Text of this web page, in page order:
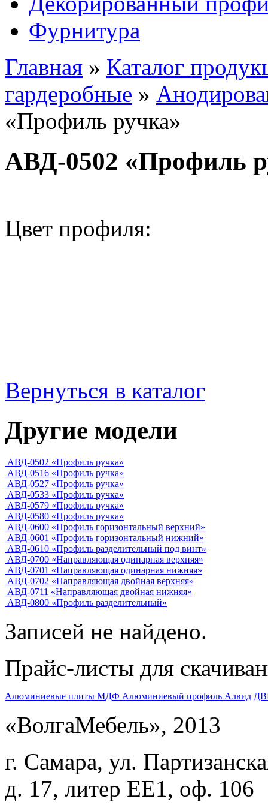
Фурнитура
Главная » Каталог
гардеробные »
«Профиль ручка»
АВД-0502 «Профиль
Цвет профиля:
Вернуться в каталог
Другие модели
АВД-0502 «Профиль ручка»
АВД-0516 «Профиль ручка»
АВД-0527 «Профиль ручка»
АВД-0533 «Профиль ручка»
АВД-0579 «Профиль ручка»
АВД-0580 «Профиль ручка»
АВД-0600 «Профиль горизонтальный верхний»
АВД-0601 «‎Профиль горизонтальный нижний»
АВД-0610 «Профиль разделительный под винт»
АВД-0700 «‎Направляющая одинарная верхняя»
АВД-0701 «Направляющая одинарная нижняя»
АВД-0702 «Направляющая двойная верхняя»
АВД-0711 «Направляющая двойная нижняя»
АВД-0800 «‎Профиль разделительный»
Записей не найдено.
Прайс-листы для
Алюминиевые плиты МДФ Алюминиевый профиль Алвид
«ВолгаМебель», 2013
г. Самара, ул.
д. 17, литер ЕЕ1, оф. 106